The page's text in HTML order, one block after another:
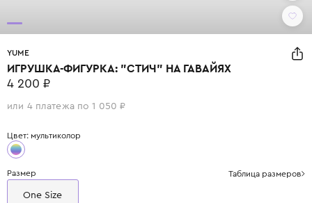
YUME
ИГРУШКА-ФИГУРКА: "СТИЧ" НА ГАВАЙЯХ
4 200 ₽
или 4 платежа по 1 050 ₽
Цвет: мультиколор
Размер Таблица размеров
One Size